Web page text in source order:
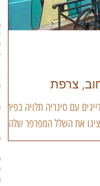
צרפת
עם סיגריה תלויה בפיהם
את השלל המפרפר שלהם,
אותם כשירדתי...